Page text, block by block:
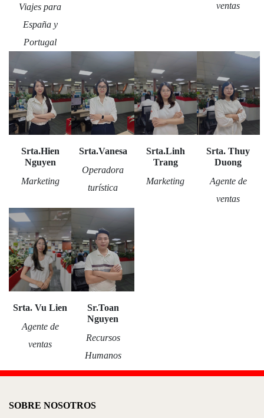
Viajes para
España y
Portugal
ventas
Srta.Hien
Nguyen
Marketing
Srta.Vanesa
Operadora
turística
Srta.Linh
Trang
Marketing
Srta. Thuy
Duong
Agente de
ventas
Srta. Vu Lien
Agente de
ventas
Sr.Toan
Nguyen
Recursos
Humanos
SOBRE NOSOTROS